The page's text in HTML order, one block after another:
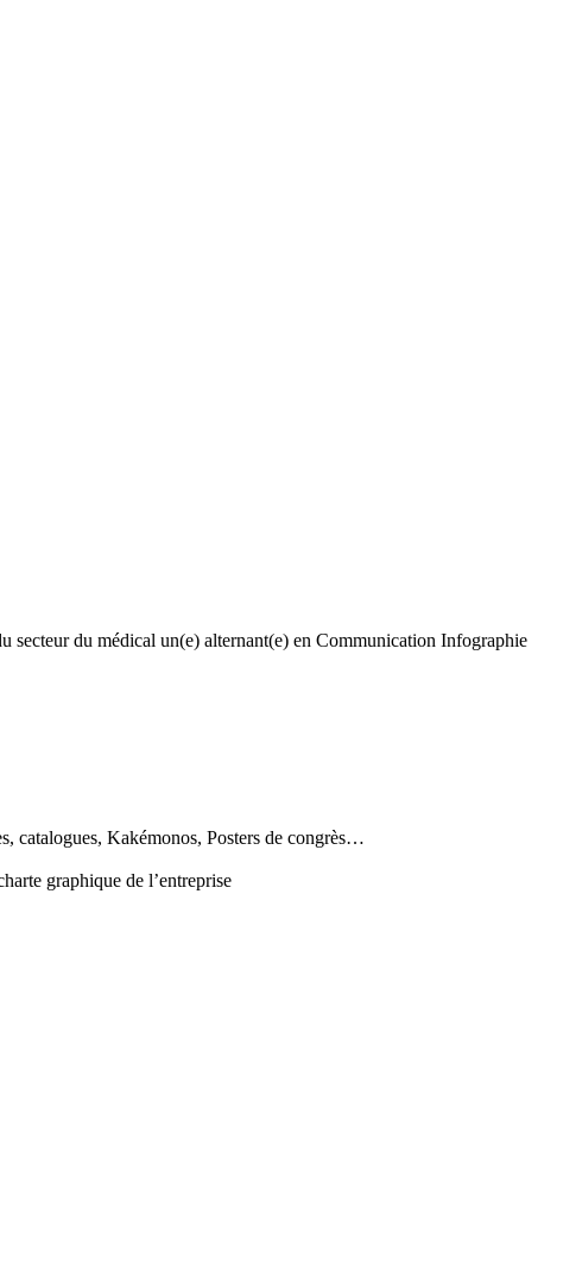
secteur du médical un(e) alternant(e) en Communication Infographie
catalogues, Kakémonos, Posters de congrès…
graphique de l’entreprise